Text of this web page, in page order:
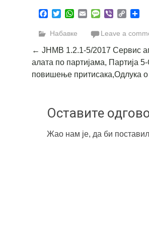
Facebook
TwitterWhatsApp
EmailMessage
Viber Copy
Набавке Leave a
Post
navigation
← ЈНМВ 1.2.1-5/2017 Сервис
алата по партијама, Партија
повишење притисака,Одлука о
Оставите
Жао нам је, да би